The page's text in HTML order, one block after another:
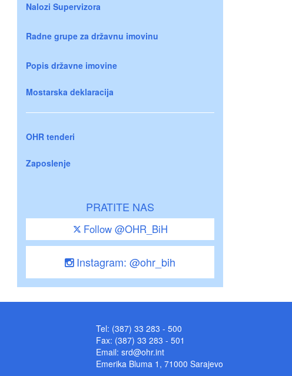
Nalozi Supervizora
Radne grupe za državnu imovinu
Popis državne imovine
Mostarska deklaracija
OHR tenderi
Zaposlenje
PRATITE NAS
Follow @OHR_BiH
Instagram: @ohr_bih
Tel: (387) 33 283 - 500
Fax: (387) 33 283 - 501
Email: srd@ohr.int
Emerika Bluma 1, 71000 Sarajevo